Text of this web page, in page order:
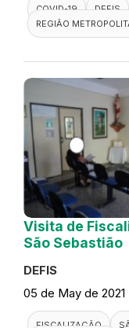
COVID-19
DEFIS
REGIÃO
Visita de
São Sebastião
DEFIS
05 de May de 2021
FISCALIZAÇÃO